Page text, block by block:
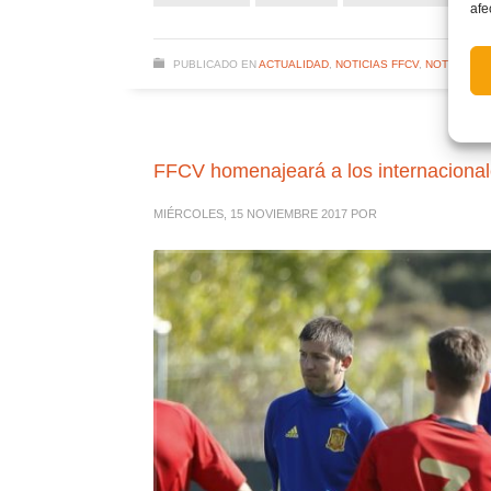
PUBLICADO EN ACTUALIDAD, NOTICIAS FFCV, NOTICIAS
FFCV homenajeará a los
MIÉRCOLES, 15 NOVIEMBRE 2017 POR